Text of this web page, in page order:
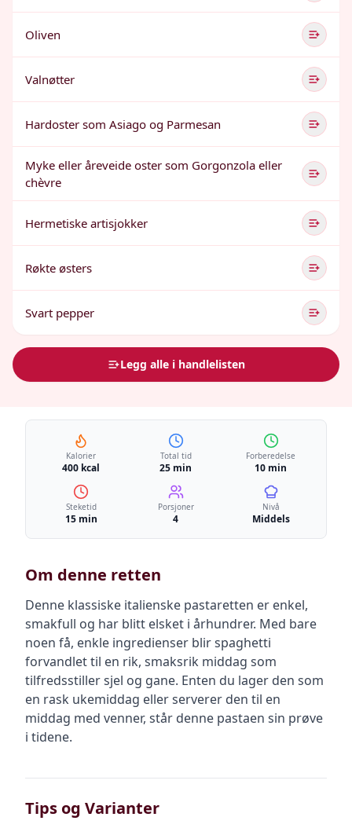
Oliven
Valnøtter
Hardoster som Asiago og Parmesan
Myke eller åreveide oster som Gorgonzola eller
chèvre
Hermetiske artisjokker
Røkte østers
Svart pepper
Legg alle i handlelisten
Kalorier
400 kcal
Total tid
25 min
Forberedelse
10 min
Steketid
15 min
Porsjoner
4
Nivå
Middels
Om denne retten
Denne klassiske italienske pastaretten er enkel,
smakfull og har blitt elsket i århundrer. Med bare
noen få, enkle ingredienser blir spaghetti
forvandlet til en rik, smaksrik middag som
tilfredsstiller sjel og gane. Enten du lager den som
en rask ukemiddag eller serverer den til en
middag med venner, står denne pastaen sin prøve
i tidene.
Tips og Varianter